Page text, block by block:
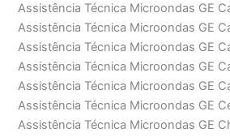
Assistência Técnica Microondas GE
Assistência Técnica Microondas GE
Assistência Técnica Microondas GE
Assistência Técnica Microondas GE
Assistência Técnica Microondas GE
Assistência Técnica Microondas GE
Assistência Técnica Microondas GE